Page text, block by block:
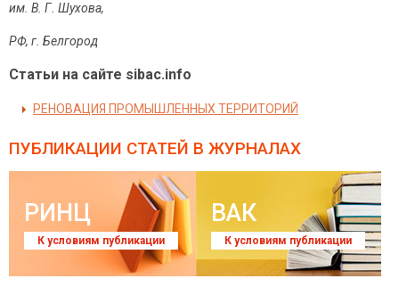
им. В. Г. Шухова,
РФ, г. Белгород
Статьи на сайте sibac.info
РЕНОВАЦИЯ ПРОМЫШЛЕННЫХ ТЕРРИТОРИЙ
ПУБЛИКАЦИИ СТАТЕЙ В ЖУРНАЛАХ
РИНЦ
К условиям публикации
ВАК
К условиям публикации